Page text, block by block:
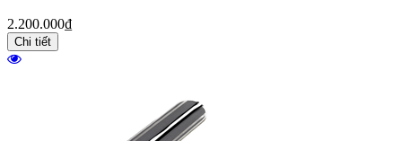
2.200.000₫
Chi tiết